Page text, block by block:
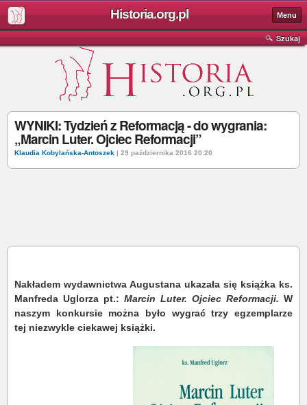
Historia.org.pl Menu
Szukaj
WYNIKI: Tydzień z Reformacją - do wygrania:
„Marcin Luter. Ojciec Reformacji”
Klaudia Kobylańska-Antoszek | 29 października 2016 20:20
Nakładem wydawnictwa Augustana ukazała się książka ks.
Manfreda Uglorza pt.: Marcin Luter. Ojciec Reformacji. W
naszym konkursie można było wygrać trzy egzemplarze
tej niezwykle ciekawej książki.